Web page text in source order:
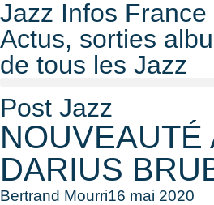
Jazz Infos France
Actus, sorties
de tous les Jazz
Post Jazz
NOUVEAUTÉ
DARIUS
Bertrand Mourri16 mai 2020